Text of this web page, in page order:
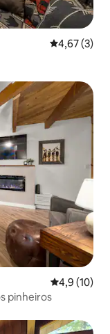
4,67 de
4,67 (3)
4,9 de uma
4,9 (10)
pinheiros